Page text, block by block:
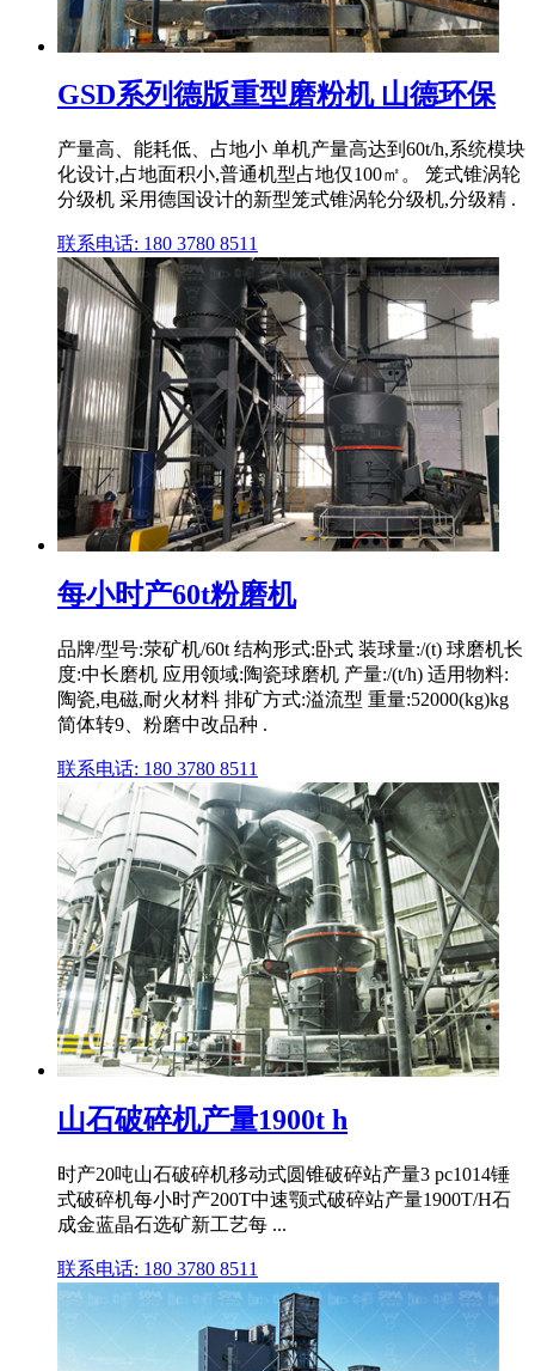
GSD系列德版重型磨粉机 山德环保
产量高、能耗低、占地小 单机产量高达到60t/h,系统模块
化设计,占地面积小,普通机型占地仅100㎡。 笼式锥涡轮
分级机 采用德国设计的新型笼式锥涡轮分级机,分级精 .
联系电话: 180 3780 8511
每小时产60t粉磨机
品牌/型号:荥矿机/60t 结构形式:卧式 装球量:/(t) 球磨机长
度:中长磨机 应用领域:陶瓷球磨机 产量:/(t/h) 适用物料:
陶瓷,电磁,耐火材料 排矿方式:溢流型 重量:52000(kg)kg
简体转9、粉磨中改品种 .
联系电话: 180 3780 8511
山石破碎机产量1900t h
时产20吨山石破碎机移动式圆锥破碎站产量3 pc1014锤
式破碎机每小时产200T中速颚式破碎站产量1900T/H石
成金蓝晶石选矿新工艺每 ...
联系电话: 180 3780 8511